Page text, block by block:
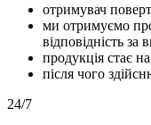
отримувач
ми отримуємо
відповідність
продукція стає
після чого
24/7